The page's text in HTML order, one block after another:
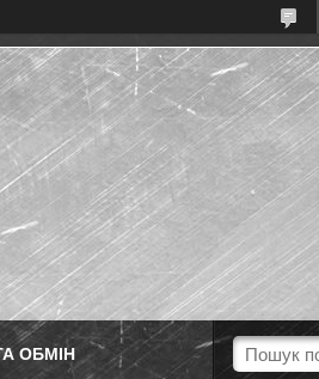
ОБМІН